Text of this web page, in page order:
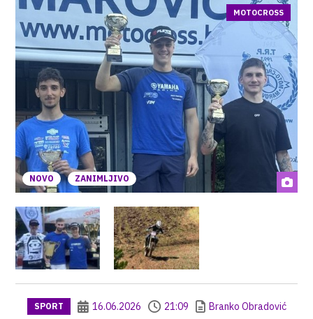
NOVO ZANIMLJIVO
MOTOCROSS
SPORT 16.06.2026 21:09
Branko Obradović